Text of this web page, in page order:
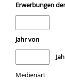
Erwerbungen
Jahr von
Medien
Medienart